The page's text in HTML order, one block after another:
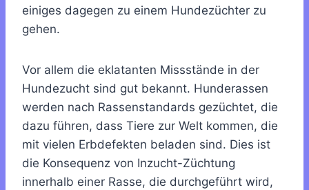
einiges dagegen zu einem Hundezüchter zu
gehen.
Vor allem die eklatanten Missstände in der
Hundezucht sind gut bekannt. Hunderassen
werden nach Rassenstandards gezüchtet, die
dazu führen, dass Tiere zur Welt kommen, die
mit vielen Erbdefekten beladen sind. Dies ist
die Konsequenz von Inzucht-Züchtung
innerhalb einer Rasse, die durchgeführt wird,